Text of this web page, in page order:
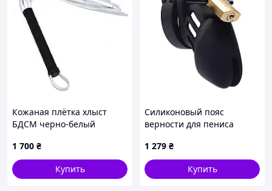
Основные характеристики / преимущества:
Вызывающий леопардовый дизайн
Мягкие материалы, комфортные при
контакте
Регулируемая фиксация под любые
параметры
Подходит для смелых ролевых игр
Отличный набор для уверенных пар
Кожаная плётка хлыст
БДСМ черно-белый
1 700 ₴
Купить
Силиконовый пояс
верности для пениса
1 279 ₴
Купить